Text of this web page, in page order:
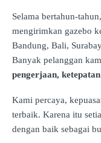
Selama bertahun-
mengirimkan gazebo
Bandung, Bali,
Banyak pelanggan
pengerjaan,
Kami percaya,
terbaik. Karena itu
dengan baik sebagai